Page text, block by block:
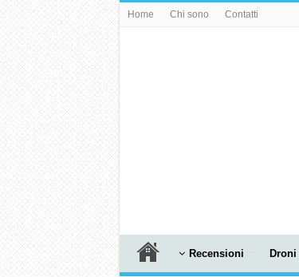
Home Chi sono Contatti
Recensioni Droni